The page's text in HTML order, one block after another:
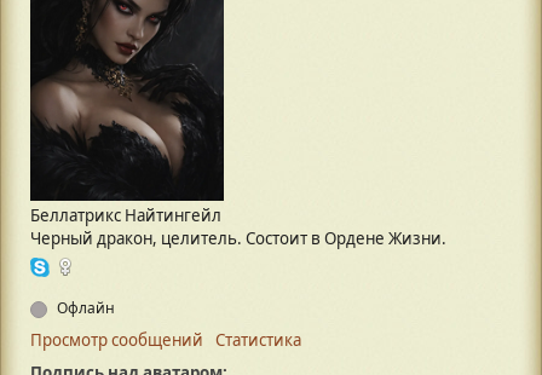
Беллатрикс Найтингейл
Черный дракон, целитель. Состоит в Ордене Жизни.
Офлайн
Просмотр сообщений
Статистика